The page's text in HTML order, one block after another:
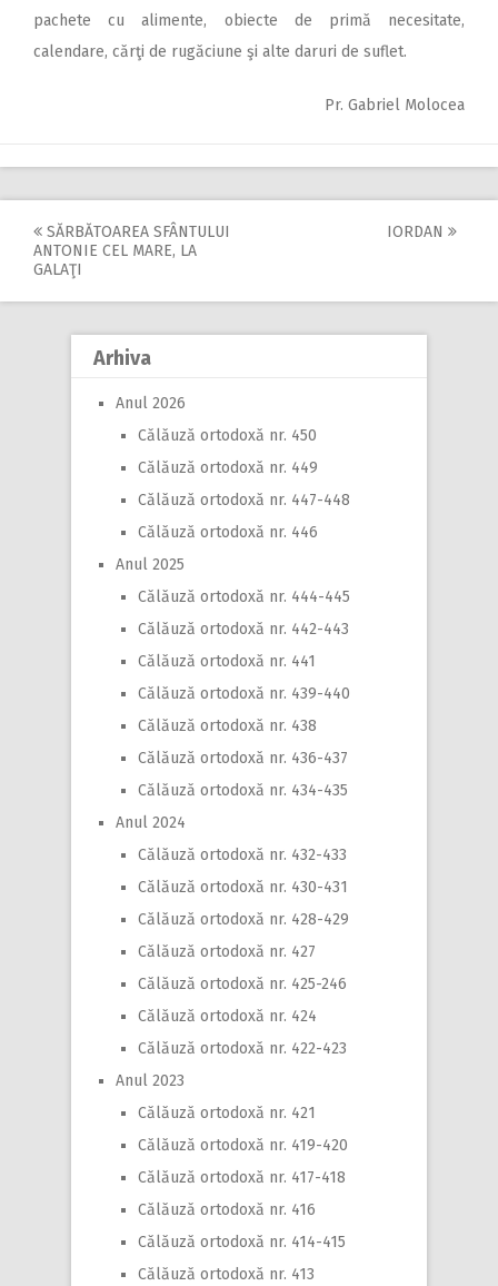
pachete cu alimente, obiecte de primă necesitate,
calendare, cărţi de rugăciune şi alte daruri de suflet.
Pr. Gabriel Molocea
Post
navigation
SĂRBĂTOAREA SFÂNTULUI
ANTONIE CEL MARE, LA
GALAŢI
IORDAN
Arhiva
Anul 2026
Călăuză ortodoxă nr. 450
Călăuză ortodoxă nr. 449
Călăuză ortodoxă nr. 447-448
Călăuză ortodoxă nr. 446
Anul 2025
Călăuză ortodoxă nr. 444-445
Călăuză ortodoxă nr. 442-443
Călăuză ortodoxă nr. 441
Călăuză ortodoxă nr. 439-440
Călăuză ortodoxă nr. 438
Călăuză ortodoxă nr. 436-437
Călăuză ortodoxă nr. 434-435
Anul 2024
Călăuză ortodoxă nr. 432-433
Călăuză ortodoxă nr. 430-431
Călăuză ortodoxă nr. 428-429
Călăuză ortodoxă nr. 427
Călăuză ortodoxă nr. 425-246
Călăuză ortodoxă nr. 424
Călăuză ortodoxă nr. 422-423
Anul 2023
Călăuză ortodoxă nr. 421
Călăuză ortodoxă nr. 419-420
Călăuză ortodoxă nr. 417-418
Călăuză ortodoxă nr. 416
Călăuză ortodoxă nr. 414-415
Călăuză ortodoxă nr. 413